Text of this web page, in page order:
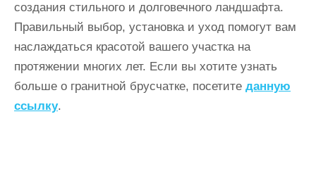
создания стильного и долговечного ландшафта.
Правильный выбор, установка и уход помогут вам
наслаждаться красотой вашего участка на
протяжении многих лет. Если вы хотите узнать
больше о гранитной брусчатке, посетите данную
ссылку.